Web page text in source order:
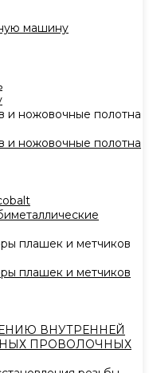
машину
и ножовочные полотна
и ножовочные полотна
плашек и метчиков
плашек и метчиков
ВНУТРЕННЕЙ
ПРОВОЛОЧНЫХ